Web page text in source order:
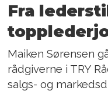
Fra
Maiken Sørensen
rådgiverne i TRY
salgs- og